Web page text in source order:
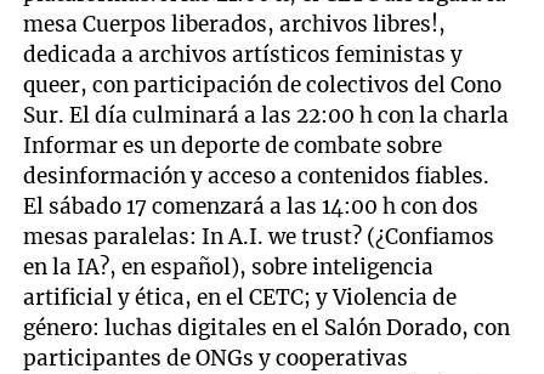
mesa Cuerpos liberados, archivos libres!,
dedicada a archivos artísticos feministas y
queer, con participación de colectivos del Cono
Sur. El día culminará a las 22:00 h con la charla
Informar es un deporte de combate sobre
desinformación y acceso a contenidos fiables.
El sábado 17 comenzará a las 14:00 h con dos
mesas paralelas: In A.I. we trust? (¿Confiamos
en la IA?, en español), sobre inteligencia
artificial y ética, en el CETC; y Violencia de
género: luchas digitales en el Salón Dorado, con
participantes de ONGs y cooperativas